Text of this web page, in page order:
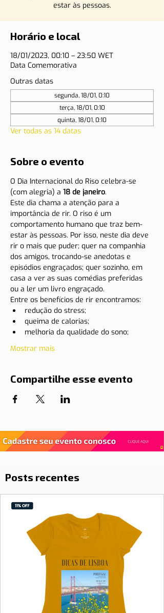
estar às pessoas.
Horário e local
18/01/2023, 00:10 – 23:50 WET
Data Comemorativa
Outras datas
segunda, 18/01, 0:10
terça, 18/01, 0:10
quinta, 18/01, 0:10
Ver todas as 14 datas
Sobre o evento
O Dia Internacional do Riso celebra-se
(com alegria) a 18 de janeiro.
Este dia chama a atenção para a
importância de rir. O riso é um
comportamento humano que traz bem-
estar às pessoas. Por isso, neste dia deve
rir o mais que puder; quer na companhia
dos amigos, trocando-se anedotas e
episódios engraçados; quer sozinho, em
casa a ver as suas comédias preferidas
ou a ler um livro engraçado.
Entre os benefícios de rir encontramos:
redução do stress;
queima de calorias;
melhoria da qualidade do sono;
Mostrar mais
Compartilhe esse evento
Posts recentes